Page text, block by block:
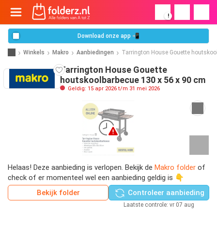
!
Download onze app 📲
Winkels Makro Aanbiedingen Tarrington House Gouette
Tarrington House Gouette
houtskoolbarbecue 130 x 56 x 90 cm
Geldig: 15 apr 2026 t/m 31 mei 2026
Helaas! Deze aanbieding is verlopen. Bekijk de Makro folder of
check of er momenteel wel een aanbieding geldig is 👇
Bekijk folder
Controleer aanbieding
Laatste controle: vr 07 aug